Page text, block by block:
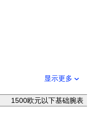
显示更多
1500欧元以下基础腕表